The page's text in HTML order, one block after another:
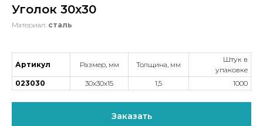
Уголок 30х30
Материал: сталь
Артикул Размер, мм Толщина, мм
Штук в
упаковке
023030
30х30х15 1,5 1000
Заказать